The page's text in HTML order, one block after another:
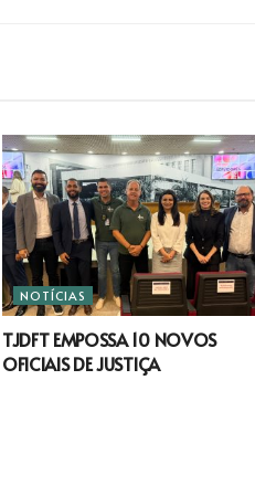
NOTÍCIAS
TJDFT EMPOSSA 10 NOVOS
OFICIAIS DE JUSTIÇA